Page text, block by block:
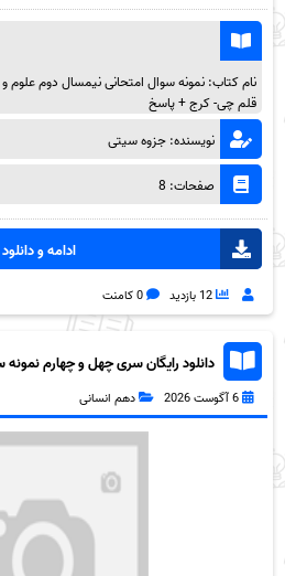
قلم چی- کرج + پاسخ
نویسنده: جزوه سیتی
صفحات: 8
ادامه و دانلود
12 بازدید 0 کامنت
دانلود رایگان سری چهل و چهارم
دهم انسانی به همراه pdf
6 آگوست 2026 دهم انسانی